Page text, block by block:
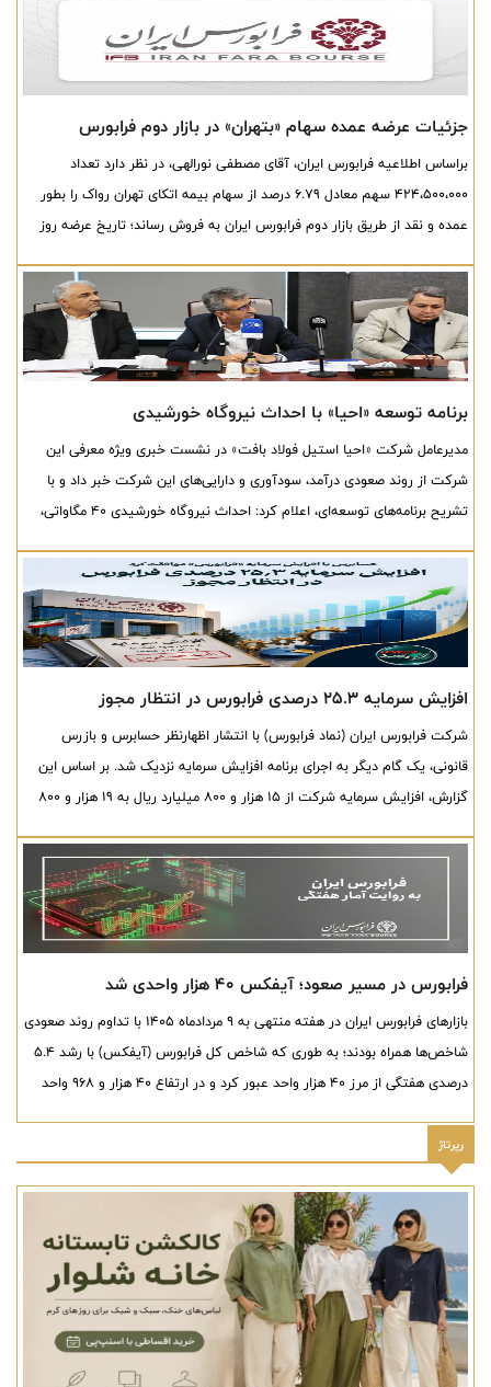
جزئیات عرضه عمده سهام «بتهران» در بازار دوم فرابورس
براساس اطلاعیه فرابورس ایران، آقای مصطفی نورالهی، در نظر دارد تعداد
424،500،000 سهم معادل 6.79 درصد از سهام بیمه اتکای تهران رواک را بطور
عمده و نقد از طریق بازار دوم فرابورس ایران به فروش رساند؛ تاریخ عرضه روز
برنامه توسعه «احیا» با احداث نیروگاه خورشیدی
مدیرعامل شرکت «احیا استیل فولاد بافت» در نشست خبری ویژه معرفی این
شرکت از روند صعودی درآمد، سودآوری و دارایی‌های این شرکت خبر داد و با
تشریح برنامه‌های توسعه‌ای، اعلام کرد: احداث نیروگاه خورشیدی ۴۰ مگاواتی،
افزایش سرمایه ۲۵.۳ درصدی فرابورس در انتظار مجوز
شرکت فرابورس ایران (نماد فرابورس) با انتشار اظهارنظر حسابرس و بازرس
قانونی، یک گام دیگر به اجرای برنامه افزایش سرمایه نزدیک شد. بر اساس این
گزارش، افزایش سرمایه شرکت از 15 هزار و 800 میلیارد ریال به 19 هزار و 800
سازمان بورس درباره حداقل سرمایه مطلوب بورس‌ها، مورد تأیید حسابرس قرار
گرفته است.
فرابورس در مسیر صعود؛ آیفکس ۴۰ هزار واحدی شد
بازارهای فرابورس ایران در هفته منتهی به ۹ مردادماه ۱۴۰۵ با تداوم روند صعودی
شاخص‌ها همراه بودند؛ به طوری که شاخص کل فرابورس (آیفکس) با رشد ۵.۴
درصدی هفتگی از مرز ۴۰ هزار واحد عبور کرد و در ارتفاع ۴۰ هزار و ۹۶۸ واحد
رپرتاژ